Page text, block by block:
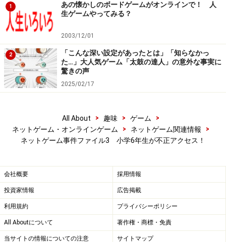
ム約10点は『円』に換算すると数千円になるそうです。
補導された時点では男子生徒は中学1年生でしたが不正
アクセスした時は小学6年生。ネットに関わる事件は今
後も低年齢化するのでしょうか？
※記事内容は執筆時点のものです。最新の内容をご確認くださ
【編集部おすすめの購入サイト】
楽天市場で人気のオンラインゲームをチェック！
1
あの懐かしのボードゲームがオンラインで！ 人
生ゲームやってみる？
2003/12/01
2
「こんな深い設定があったとは」「知らなかっ
た…」大人気ゲーム「太鼓の達人」の意外な事実に
驚きの声
2025/02/17
All About > 趣味 > ゲーム
>
ネットゲーム・オンラインゲーム
> ネットゲーム関連情報
>
ネットゲーム事件ファイル3 小学6年生が不正アクセス！
会社概要 採用情報
投資家情報 広告掲載
利用規約 プライバシーポリシー
All Aboutについて 著作権・商標・免責
当サイトの情報についての注意 サイトマップ